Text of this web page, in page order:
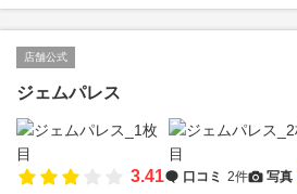
店舗公式
ジェムパレス
3.41 口コミ 2件 写真